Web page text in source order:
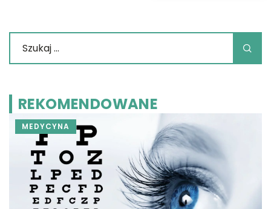
REKOMENDOWANE
MEDYCYNA